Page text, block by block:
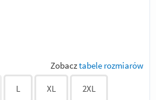
Zobacztabele rozmiarów
L XL 2XL